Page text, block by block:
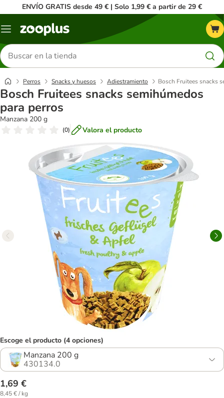
ENVÍO GRATIS desde 49 € | Solo 1,99 € a partir de 29 €
Menú
Buscar
productos
Perros Snacks y huesos Adiestramiento Bosch Fruitees snacks
Bosch Fruitees snacks semihúmedos
para perros
Manzana 200 g
(0) Valora el producto
Escoge el producto (4 opciones)
Manzana 200 g
430134.0
1,69 €
8,45 € / kg